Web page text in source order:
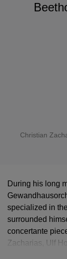
Christian
During his long
specialized in
surrounded
concertante
Zacharias, Ulf